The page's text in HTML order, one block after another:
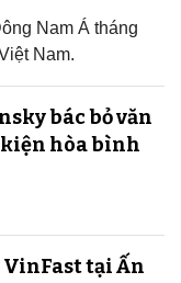
Nam Á tháng
Nam.
bác bỏ văn
hòa bình
VinFast tại Ấn